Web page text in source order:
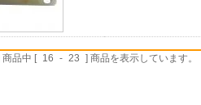
商品中 [ 16 - 23 ] 商品を表示しています。